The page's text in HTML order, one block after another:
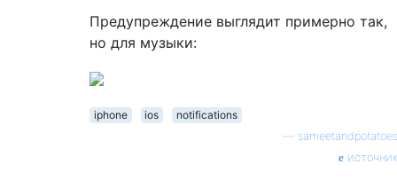
Предупреждение выглядит примерно так,
но для музыки:
iphone ios
notifications
sameetandpotatoes
источник